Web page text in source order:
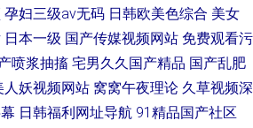
孕妇三级av无码 日韩欧美色综合 美女
日本一级 国产传媒视频网站 免费观看污
喷浆抽搐 宅男久久国产精品 国产乱肥
人妖视频网站 窝窝午夜理论 久草视频深
日韩福利网址导航 91精品国产社区